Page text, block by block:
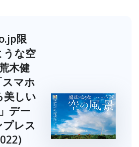
限
うな空
木健
スマホ
美しい
デー
レス